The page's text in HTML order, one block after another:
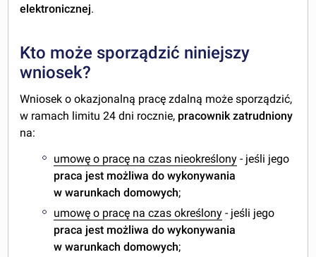
elektronicznej.
Kto może sporządzić niniejszy
wniosek?
Wniosek o okazjonalną pracę zdalną może sporządzić,
w ramach limitu 24 dni rocznie, pracownik zatrudniony
na:
umowę o pracę na czas nieokreślony - jeśli jego
praca jest możliwa do wykonywania
w warunkach domowych;
umowę o pracę na czas określony - jeśli jego
praca jest możliwa do wykonywania
w warunkach domowych;